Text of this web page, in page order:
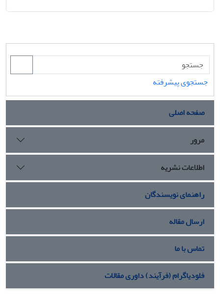
جستجوی پیشرفته
صفحه اصلی
مرور
اطلاعات نشریه
راهنمای نویسندگان
ارسال مقاله
تماس با ما
فلودیاگرام (فرآیند) داوری مقالات